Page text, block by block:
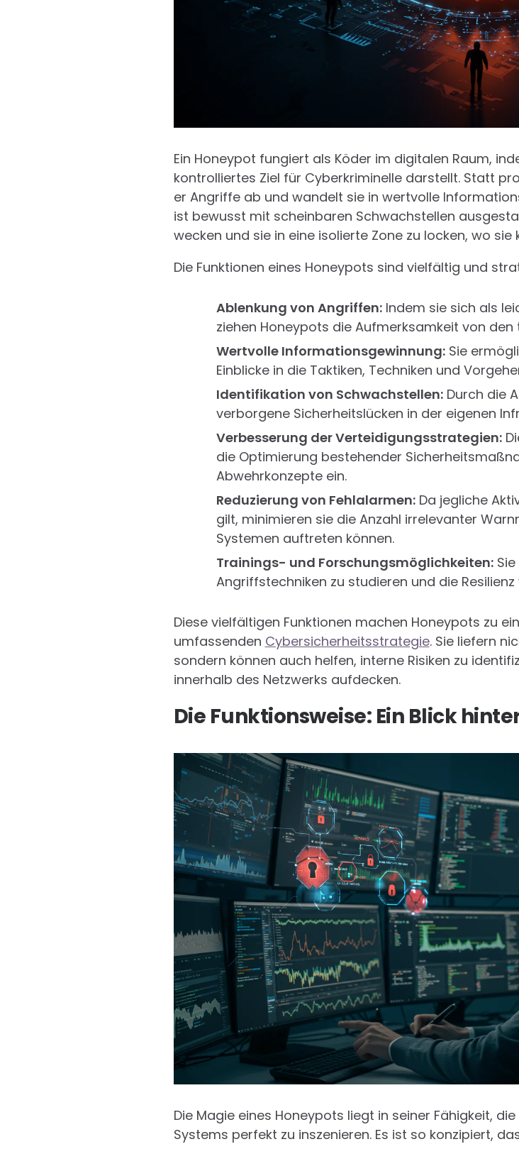
Ein Honeypot fungiert als Köder im digitalen Raum,
kontrolliertes Ziel für Cyberkriminelle darstellt. Statt
er Angriffe ab und wandelt sie in wertvolle
ist bewusst mit scheinbaren Schwachstellen
wecken und sie in eine isolierte Zone zu locken, wo
Die Funktionen eines Honeypots sind vielfältig und
Ablenkung von Angriffen:Indem sie sich als
ziehen Honeypots die Aufmerksamkeit von
Wertvolle Informationsgewinnung:Sie
Einblicke in die Taktiken, Techniken und
Identifikation von Schwachstellen:Durch die
verborgene Sicherheitslücken in der eigenen
Verbesserung der Verteidigungsstrategien:
die Optimierung bestehender
Abwehrkonzepte ein.
Reduzierung von Fehlalarmen:Da jegliche
gilt, minimieren sie die Anzahl irrelevanter
Systemen auftreten können.
Trainings- und Forschungsmöglichkeiten:Sie
Angriffstechniken zu studieren und die
Diese vielfältigen Funktionen machen Honeypots zu
umfassenden Cybersicherheitsstrategie. Sie liefern
sondern können auch helfen, interne Risiken zu
innerhalb des Netzwerks aufdecken.
Die Funktionsweise: Ein Blick
Die Magie eines Honeypots liegt in seiner Fähigkeit,
Systems perfekt zu inszenieren. Es ist so konzipiert,